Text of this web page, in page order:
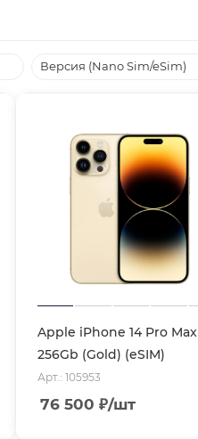
Версия (Nano Sim/eSim)
Apple iPhone 14 Pro Max
256Gb (Gold) (eSIM)
Арт.: 105953
76 500 ₽/шт